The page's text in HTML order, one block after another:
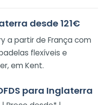
desde 121€
a partir de França com
flexíveis e
em Kent.
para Inglaterra